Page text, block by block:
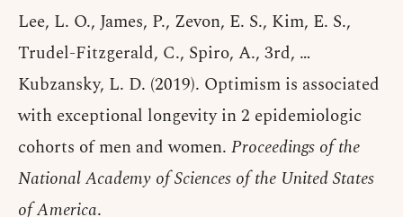
Lee, L. O., James, P., Zevon, E. S., Kim, E. S.,
Trudel-Fitzgerald, C., Spiro, A., 3rd, …
Kubzansky, L. D. (2019). Optimism is associated
with exceptional longevity in 2 epidemiologic
cohorts of men and women. Proceedings of the
National Academy of Sciences of the United States
of America.